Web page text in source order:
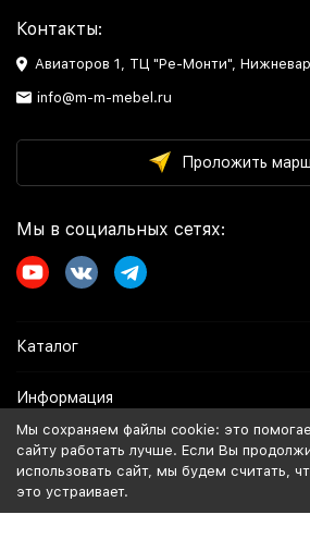
Контакты:
Авиаторов 1, ТЦ "Ре-Монти",
info@m-m-mebel.ru
Проложить
Мы в социальных сетях:
Каталог
Информация
Помощь
Политика персональных данных
Мы сохраняем файлы cookie: это
сайту работать лучше. Если Вы
использовать сайт, мы будем считать,
это устраивает.